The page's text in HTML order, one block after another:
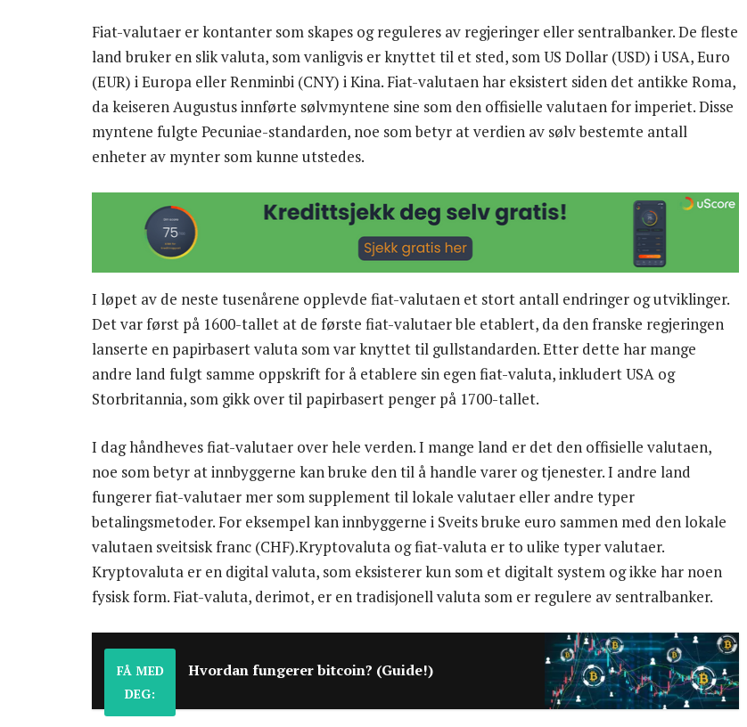
Fiat-valutaer er kontanter som skapes og reguleres av regjeringer eller sentralbanker. De fleste
land bruker en slik valuta, som vanligvis er knyttet til et sted, som US Dollar (USD) i USA, Euro
(EUR) i Europa eller Renminbi (CNY) i Kina. Fiat-valutaen har eksistert siden det antikke Roma,
da keiseren Augustus innførte sølvmyntene sine som den offisielle valutaen for imperiet. Disse
myntene fulgte Pecuniae-standarden, noe som betyr at verdien av sølv bestemte antall
enheter av mynter som kunne utstedes.
I løpet av de neste tusenårene opplevde fiat-valutaen et stort antall endringer og utviklinger.
Det var først på 1600-tallet at de første fiat-valutaer ble etablert, da den franske regjeringen
lanserte en papirbasert valuta som var knyttet til gullstandarden. Etter dette har mange
andre land fulgt samme oppskrift for å etablere sin egen fiat-valuta, inkludert USA og
Storbritannia, som gikk over til papirbasert penger på 1700-tallet.
I dag håndheves fiat-valutaer over hele verden. I mange land er det den offisielle valutaen,
noe som betyr at innbyggerne kan bruke den til å handle varer og tjenester. I andre land
fungerer fiat-valutaer mer som supplement til lokale valutaer eller andre typer
betalingsmetoder. For eksempel kan innbyggerne i Sveits bruke euro sammen med den lokale
valutaen sveitsisk franc (CHF).Kryptovaluta og fiat-valuta er to ulike typer valutaer.
Kryptovaluta er en digital valuta, som eksisterer kun som et digitalt system og ikke har noen
fysisk form. Fiat-valuta, derimot, er en tradisjonell valuta som er regulere av sentralbanker.
FÅ MED
DEG:
Hvordan fungerer bitcoin? (Guide!)